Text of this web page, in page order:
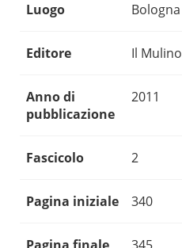
Luogo Bologna
Editore Il Mulino
Anno di
pubblicazione
2011
Fascicolo 2
Pagina iniziale 340